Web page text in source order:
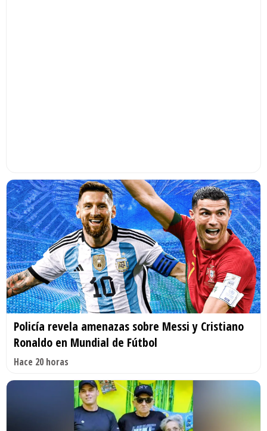
Policía revela amenazas sobre Messi y Cristiano
Ronaldo en Mundial de Fútbol
Hace 20 horas